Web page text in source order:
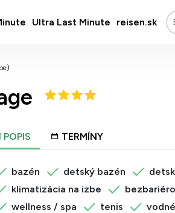
Ultra Last Minute reisen.sk
POPIS TERMÍNY
bazén detský bazén
klimatizácia na izbe
wellness / spa
tenis